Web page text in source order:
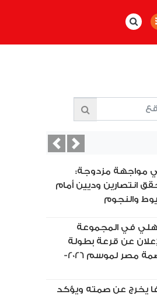
مواجهة مزدوجة:
انتصارين وديين أمام
والنجوم
في المجموعة
عن قرعة بطولة
كأس عاصمة مصر لموسم 2026-
يخرج عن صمته ويؤكد
PreviousNext